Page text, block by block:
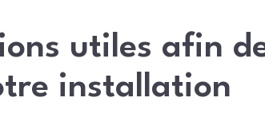
utiles afin
installation